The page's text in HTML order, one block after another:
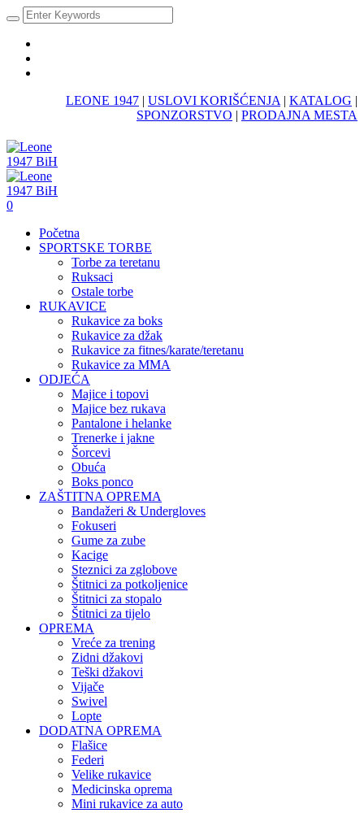
LEONE 1947 | USLOVI KORIŠĆENJA | KATALOG |
SPONZORSTVO | PRODAJNA MESTA
0
Početna
SPORTSKE TORBE
Torbe za teretanu
Ruksaci
Ostale torbe
RUKAVICE
Rukavice za boks
Rukavice za džak
Rukavice za fitnes/karate/teretanu
Rukavice za MMA
ODJEĆA
Majice i topovi
Majice bez rukava
Pantalone i helanke
Trenerke i jakne
Šorcevi
Obuća
Boks ponco
ZAŠTITNA OPREMA
Bandažeri & Undergloves
Fokuseri
Gume za zube
Kacige
Steznici za zglobove
Štitnici za potkoljenice
Štitnici za stopalo
Štitnici za tijelo
OPREMA
Vreće za trening
Zidni džakovi
Teški džakovi
Vijače
Swivel
Lopte
DODATNA OPREMA
Flašice
Federi
Velike rukavice
Medicinska oprema
Mini rukavice za auto